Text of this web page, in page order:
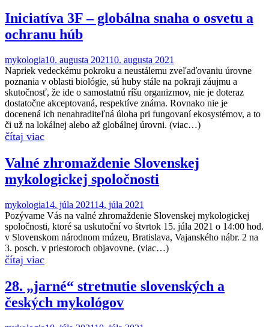
Iniciatíva 3F – globálna snaha o osvetu a
ochranu húb
mykologia10. augusta 202110. augusta 2021
Napriek vedeckému pokroku a neustálemu zveľaďovaniu úrovne
poznania v oblasti biológie, sú huby stále na pokraji záujmu a
skutočnosť, že ide o samostatnú ríšu organizmov, nie je doteraz
dostatočne akceptovaná, respektíve známa. Rovnako nie je
docenená ich nenahraditeľná úloha pri fungovaní ekosystémov, a to
či už na lokálnej alebo až globálnej úrovni. (viac…)
Valné zhromaždenie Slovenskej
mykologickej spoločnosti
mykologia14. júla 202114. júla 2021
Pozývame Vás na valné zhromaždenie Slovenskej mykologickej
spoločnosti, ktoré sa uskutoční vo štvrtok 15. júla 2021 o 14:00 hod.
v Slovenskom národnom múzeu, Bratislava, Vajanského nábr. 2 na
3. posch. v priestoroch objavovne. (viac…)
28. „jarné“ stretnutie slovenských a
českých mykológov